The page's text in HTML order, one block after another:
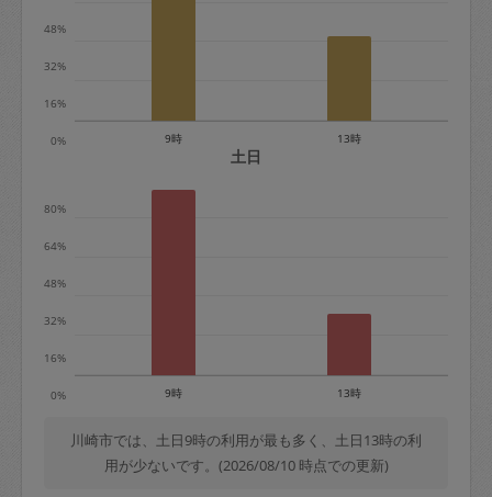
※キャンセル料金の設定について：
定期依頼1回（3時間）の金額とスポット
0%
16%
32%
48%
9時 13時
土日
0%
16%
32%
48%
64%
80%
9時 13時
川崎市では、土日9時の利用が最も多く、土日13時の利
用が少ないです。(2026/08/10 時点での更新)